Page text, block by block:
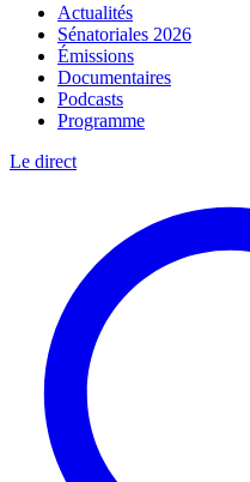
Actualités
Sénatoriales 2026
Émissions
Documentaires
Podcasts
Programme
Le direct